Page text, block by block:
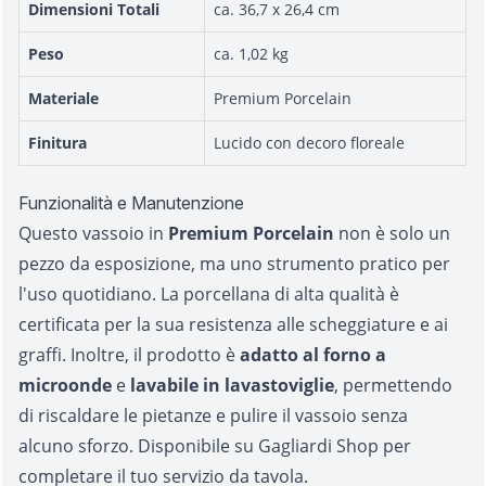
Dimensioni Totali ca. 36,7 x 26,4 cm
Peso ca. 1,02 kg
Materiale Premium Porcelain
Finitura Lucido con decoro floreale
Funzionalità e Manutenzione
Questo vassoio in Premium Porcelain non è solo un
pezzo da esposizione, ma uno strumento pratico per
l'uso quotidiano. La porcellana di alta qualità è
certificata per la sua resistenza alle scheggiature e ai
graffi. Inoltre, il prodotto èadatto al forno a
microonde e lavabile in lavastoviglie, permettendo
di riscaldare le pietanze e pulire il vassoio senza
alcuno sforzo. Disponibile su Gagliardi Shop per
completare il tuo servizio da tavola.